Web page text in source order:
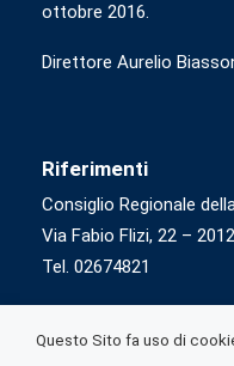
ottobre 2016.
Direttore Aurelio
Riferimenti
Consiglio Regionale
Via Fabio Flizi, 22 –
Tel. 02674821
Questo Sito fa uso di